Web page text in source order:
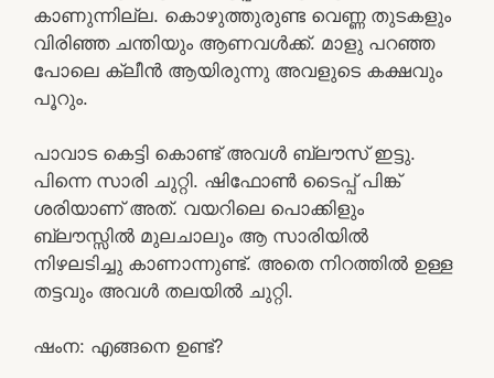
കാണുന്നില്ല. കൊഴുത്തുരുണ്ട വെണ്ണ തുടകളും
വിരിഞ്ഞ ചന്തിയും ആണവൾക്ക്. മാളു പറഞ്ഞ
പോലെ ക്ലീൻ ആയിരുന്നു അവളുടെ കക്ഷവും
പൂറും.
പാവാട കെട്ടി കൊണ്ട് അവൾ ബ്ലൗസ് ഇട്ടു.
പിന്നെ സാരി ചുറ്റി. ഷിഫോൺ ടൈപ്പ് പിങ്ക്
ശരിയാണ് അത്. വയറിലെ പൊക്കിളും
ബ്ലൗസ്സിൽ മുലചാലും ആ സാരിയിൽ
നിഴലടിച്ചു കാണാന്നുണ്ട്. അതെ നിറത്തിൽ ഉള്ള
തട്ടവും അവൾ തലയിൽ ചുറ്റി.
ഷംന: എങ്ങനെ ഉണ്ട്?